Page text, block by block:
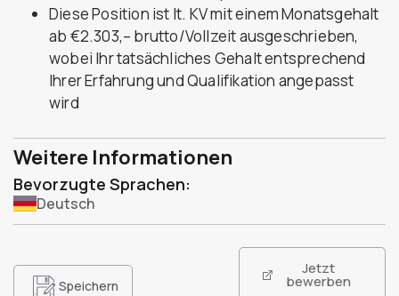
Diese Position ist lt. KV mit einem Monatsgehalt
ab €2.303,– brutto/Vollzeit ausgeschrieben,
wobei Ihr tatsächliches Gehalt entsprechend
Ihrer Erfahrung und Qualifikation angepasst
wird
Weitere Informationen
Bevorzugte Sprachen:
Deutsch
Speichern
Jetzt
bewerben